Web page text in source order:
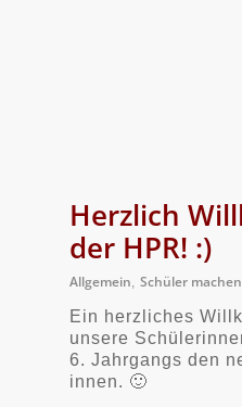
Herzlich
der HPR! :)
Allgemein Schüler
Ein herzliches
unsere
6. Jahrgangs den
innen. 🙂